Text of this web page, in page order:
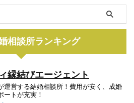
相談所ランキング
縁結びエージェント
運営する結婚相談所！費用が安く、成婚
ートが充実！